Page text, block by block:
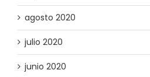
agosto 2020
julio 2020
junio 2020